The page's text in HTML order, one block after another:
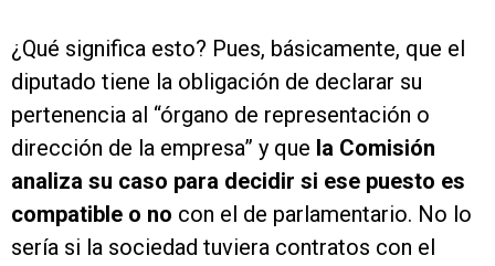
¿Qué significa esto? Pues, básicamente, que el
diputado tiene la obligación de declarar su
pertenencia al “órgano de representación o
dirección de la empresa” y que la Comisión
analiza su caso para decidir si ese puesto es
compatible o no con el de parlamentario. No lo
sería si la sociedad tuviera contratos con el